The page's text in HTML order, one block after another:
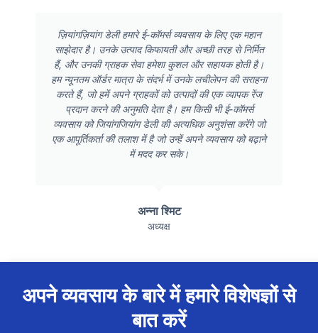
ज़ियांगज़ियांग डेली हमारे ई-कॉमर्स व्यवसाय के लिए एक महान
साझेदार है। उनके उत्पाद किफायती और अच्छी तरह से निर्मित
हैं, और उनकी ग्राहक सेवा हमेशा कुशल और सहायक होती है।
हम न्यूनतम ऑर्डर मात्रा के संदर्भ में उनके लचीलेपन की सराहना
करते हैं, जो हमें अपने ग्राहकों को उत्पादों की एक व्यापक रेंज
प्रदान करने की अनुमति देता है। हम किसी भी ई-कॉमर्स
व्यवसाय को जियांगजियांग डेली की अत्यधिक अनुशंसा करेंगे जो
एक आपूर्तिकर्ता की तलाश में है जो उन्हें अपने व्यवसाय को बढ़ाने
में मदद कर सके।
अन्ना श्मिट
अध्यक्ष
अपने व्यवसाय के बारे में हमारे विशेषज्ञों से
बात करें